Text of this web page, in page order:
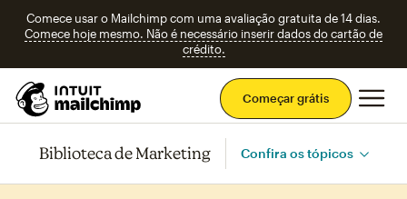
Comece usar o Mailchimp com uma avaliação gratuita de 14 dias.
Comece hoje mesmo. Não é necessário inserir dados do cartão de
crédito.
Começar grátis
Biblioteca de Marketing Confira os tópicos